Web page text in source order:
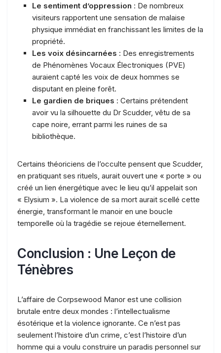
Le sentiment d’oppression : De nombreux
visiteurs rapportent une sensation de malaise
physique immédiat en franchissant les limites de la
propriété.
Les voix désincarnées : Des enregistrements
de Phénomènes Vocaux Électroniques (PVE)
auraient capté les voix de deux hommes se
disputant en pleine forêt.
Le gardien de briques : Certains prétendent
avoir vu la silhouette du Dr Scudder, vêtu de sa
cape noire, errant parmi les ruines de sa
bibliothèque.
Certains théoriciens de l’occulte pensent que Scudder,
en pratiquant ses rituels, aurait ouvert une « porte » ou
créé un lien énergétique avec le lieu qu’il appelait son
« Elysium ». La violence de sa mort aurait scellé cette
énergie, transformant le manoir en une boucle
temporelle où la tragédie se rejoue éternellement.
Conclusion : Une Leçon de
Ténèbres
L’affaire de Corpsewood Manor est une collision
brutale entre deux mondes : l’intellectualisme
ésotérique et la violence ignorante. Ce n’est pas
seulement l’histoire d’un crime, c’est l’histoire d’un
homme qui a voulu construire un paradis personnel sur